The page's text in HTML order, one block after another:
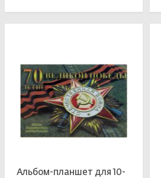
Альбом-планшет для 10-